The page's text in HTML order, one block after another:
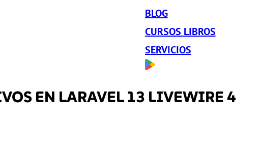
BLOG
CURSOS LIBROS
SERVICIOS
EN LARAVEL 13 LIVEWIRE 4